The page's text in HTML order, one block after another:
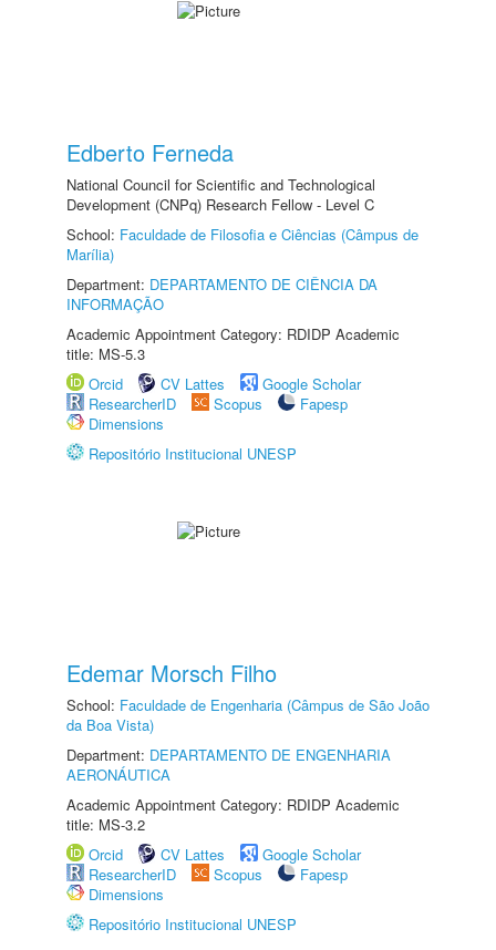
Edberto Ferneda
National Council for Scientific and Technological
Development (CNPq) Research Fellow - Level C
School: Faculdade de Filosofia e Ciências (Câmpus de
Marília)
Department: DEPARTAMENTO DE CIÊNCIA DA
INFORMAÇÃO
Academic Appointment Category: RDIDP Academic
title: MS-5.3
Orcid
CV Lattes
Google Scholar
ResearcherID
Scopus
Fapesp
Dimensions
Repositório Institucional UNESP
Edemar Morsch Filho
School: Faculdade de Engenharia (Câmpus de São João
da Boa Vista)
Department: DEPARTAMENTO DE ENGENHARIA
AERONÁUTICA
Academic Appointment Category: RDIDP Academic
title: MS-3.2
Orcid
CV Lattes
Google Scholar
ResearcherID
Scopus
Fapesp
Dimensions
Repositório Institucional UNESP